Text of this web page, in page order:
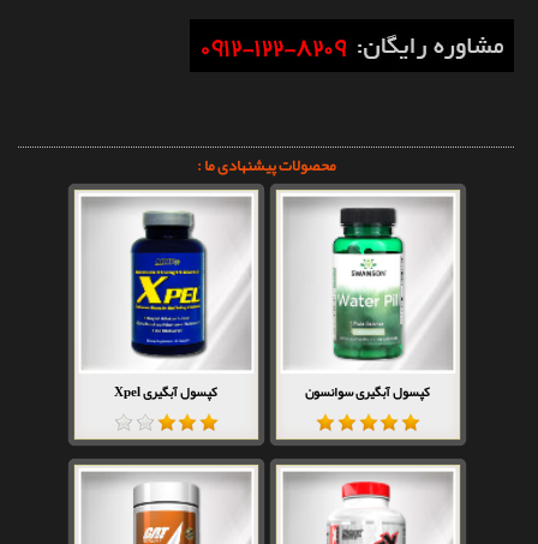
محصولات پیشنهادی ما :
کپسول آبگیری سوانسون کپسول آبگیری Xpel